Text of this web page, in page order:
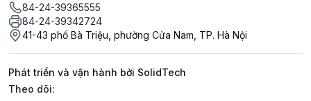
84-24-39365555
84-24-39342724
41-43 phố Bà Triệu, phường Cửa Nam, TP. Hà Nội
Phát triển và vận hành bởi SolidTech
Mạng xã hội
Theo dõi: